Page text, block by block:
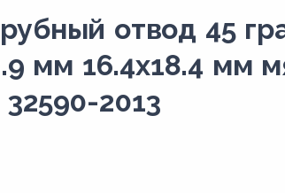
отвод 45
мм 16.4х18.4 мм
2013